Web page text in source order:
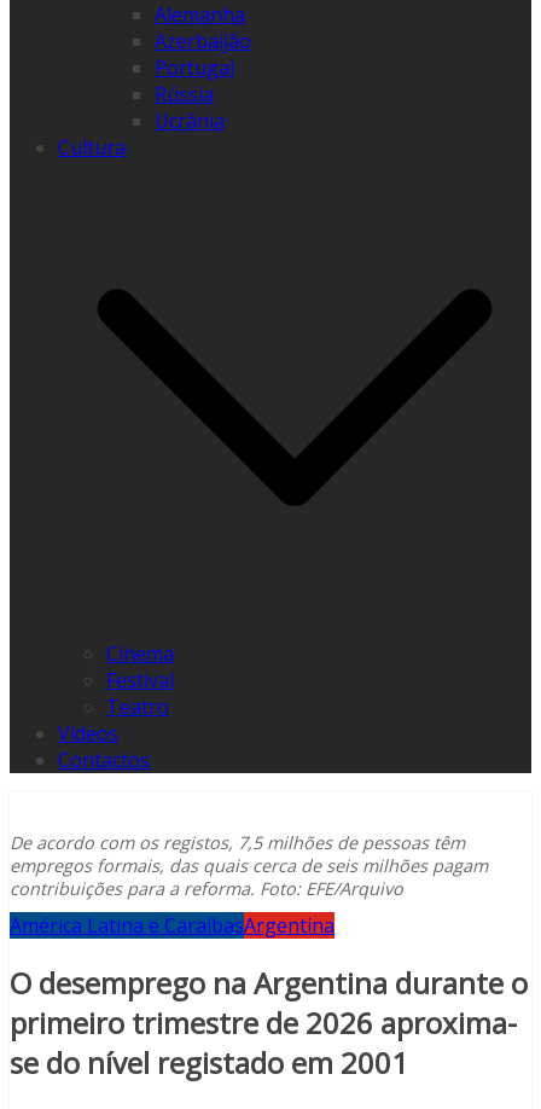
Alemanha
Azerbaijão
Portugal
Rússia
Ucrânia
Cultura
Cinema
Festival
Teatro
Videos
Contactos
De acordo com os registos, 7,5 milhões de pessoas têm
empregos formais, das quais cerca de seis milhões pagam
contribuições para a reforma. Foto: EFE/Arquivo
América Latina e CaraíbasArgentina
O desemprego na Argentina durante o
primeiro trimestre de 2026 aproxima-
se do nível registado em 2001